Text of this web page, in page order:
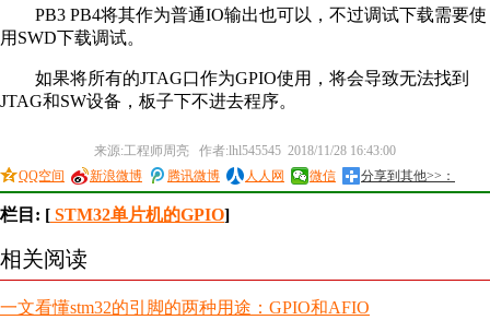
PB3 PB4将其作为普通IO输出也可以，不过调试下载需要使
用SWD下载调试。
如果将所有的JTAG口作为GPIO使用，将会导致无法找到
JTAG和SW设备，板子下不进去程序。
来源:工程师周亮 作者:lhl545545 2018/11/28 16:43:00
QQ空间
新浪微博 腾讯微博 人人网 微信 分享到其他>>：
栏目: [ STM32单片机的GPIO]
相关阅读
一文看懂stm32的引脚的两种用途：GPIO和AFIO